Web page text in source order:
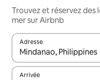
Trouvez et réservez
mer sur Airbnb
Adresse
Lorsque les résultats
Arrivée